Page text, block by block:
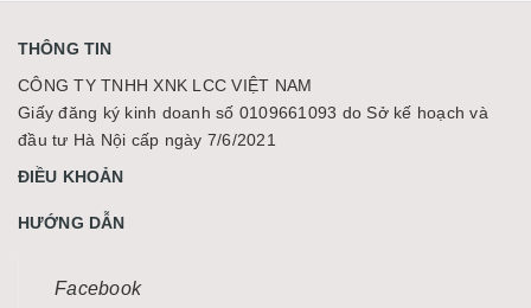
THÔNG TIN
CÔNG TY TNHH XNK LCC VIỆT NAM
Giấy đăng ký kinh doanh số 0109661093 do Sở kế hoạch và
đầu tư Hà Nội cấp ngày 7/6/2021
ĐIỀU KHOẢN
HƯỚNG DẪN
Facebook